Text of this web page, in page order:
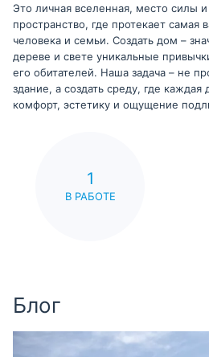
Это личная вселенная, место силы
пространство, где протекает самая
человека и семьи. Создать дом –
дереве и свете уникальные
его обитателей. Наша задача – не
здание, а создать среду, где каждая
комфорт, эстетику и ощущение
1
В РАБОТЕ
Блог